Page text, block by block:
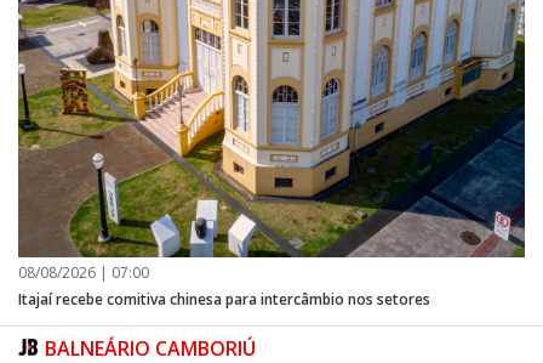
08/08/2026 | 07:00
Itajaí recebe comitiva chinesa para intercâmbio nos setores
BALNEÁRIO CAMBORIÚ